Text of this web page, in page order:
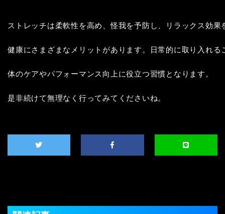
ストレッチは柔軟性を高め、怪我を予防し、リラックス効果
健康にさまざまなメリットがあります。日常的に取り入れる
体のケアやパフォーマンス向上に役立つ習慣となります。
是非続けて無理なく行ってみてくださいね。